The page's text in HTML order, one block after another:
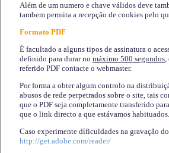
Além de um numero e chave válidos deve
tambem permita a recepção de cookies pelo
Formato PDF
É facultado a alguns tipos de assinatura o
definido para durar no máximo 500 segundos,
referido PDF contacte o webmaster.
Por forma a obter algum controlo na
abusos de rede perpetrados sobre o site, tais
que o PDF seja completamente transferido
que o link directo a que estávamos habituados.
Caso experimente díficuldades na gravação
http://get.adobe.com/reader/